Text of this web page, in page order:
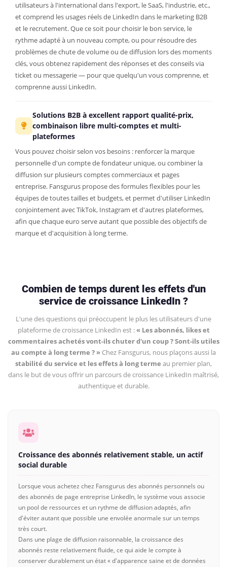
utilisateurs à l'international dans l'export, le SaaS, l'industrie, etc.,
et comprend les usages réels de LinkedIn dans le marketing B2B
et le recrutement. Que ce soit pour choisir le bon service, le
rythme adapté à un nouveau compte, ou pour résoudre des
problèmes de chute de volume ou de diffusion lors des moments
clés, vous obtenez rapidement des réponses et des conseils via
ticket ou messagerie — pour que quelqu'un vous comprenne, et
comprenne aussi LinkedIn.
Solutions B2B à excellent rapport qualité-prix,
combinaison libre multi-comptes et multi-
plateformes
Vous pouvez choisir selon vos besoins : renforcer la marque
personnelle d'un compte de fondateur unique, ou combiner la
diffusion sur plusieurs comptes commerciaux et pages
entreprise. Fansgurus propose des formules flexibles pour les
équipes de toutes tailles et budgets, et permet d'utiliser LinkedIn
conjointement avec TikTok, Instagram et d'autres plateformes,
afin que chaque euro serve autant que possible des objectifs de
marque et d'acquisition à long terme.
Combien de temps durent les effets d'un
service de croissance LinkedIn ?
L'une des questions qui préoccupent le plus les utilisateurs d'une
plateforme de croissance LinkedIn est : « Les abonnés, likes et
commentaires achetés vont-ils chuter d'un coup ? Sont-ils utiles
au compte à long terme ? » Chez Fansgurus, nous plaçons aussi la
stabilité du service et les effets à long terme au premier plan,
dans le but de vous offrir un parcours de croissance LinkedIn maîtrisé,
authentique et durable.
Croissance des abonnés relativement stable, un actif
social durable
Lorsque vous achetez chez Fansgurus des abonnés personnels ou
des abonnés de page entreprise LinkedIn, le système vous associe
un pool de ressources et un rythme de diffusion adaptés, afin
d'éviter autant que possible une envolée anormale sur un temps
très court.
Dans une plage de diffusion raisonnable, la croissance des
abonnés reste relativement fluide, ce qui aide le compte à
conserver durablement un état « d'apparence saine et de données